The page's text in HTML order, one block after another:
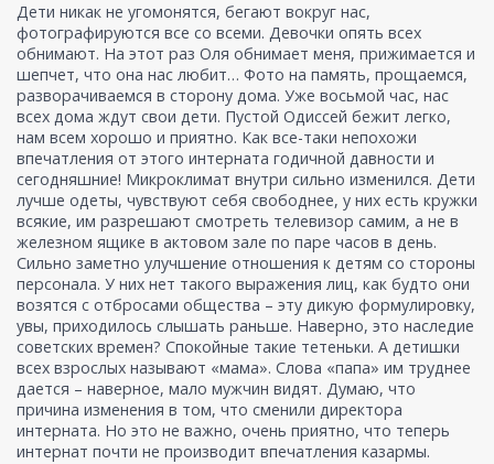
Дети никак не угомонятся, бегают вокруг нас,
фотографируются все со всеми. Девочки опять всех
обнимают. На этот раз Оля обнимает меня, прижимается и
шепчет, что она нас любит… Фото на память, прощаемся,
разворачиваемся в сторону дома. Уже восьмой час, нас
всех дома ждут свои дети. Пустой Одиссей бежит легко,
нам всем хорошо и приятно. Как все-таки непохожи
впечатления от этого интерната годичной давности и
сегодняшние! Микроклимат внутри сильно изменился. Дети
лучше одеты, чувствуют себя свободнее, у них есть кружки
всякие, им разрешают смотреть телевизор самим, а не в
железном ящике в актовом зале по паре часов в день.
Сильно заметно улучшение отношения к детям со стороны
персонала. У них нет такого выражения лиц, как будто они
возятся с отбросами общества – эту дикую формулировку,
увы, приходилось слышать раньше. Наверно, это наследие
советских времен? Спокойные такие тетеньки. А детишки
всех взрослых называют «мама». Слова «папа» им труднее
дается – наверное, мало мужчин видят. Думаю, что
причина изменения в том, что сменили директора
интерната. Но это не важно, очень приятно, что теперь
интернат почти не производит впечатления казармы.